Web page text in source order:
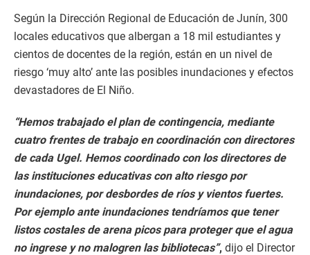
Según la Dirección Regional de Educación de Junín, 300
locales educativos que albergan a 18 mil estudiantes y
cientos de docentes de la región, están en un nivel de
riesgo ‘muy alto’ ante las posibles inundaciones y efectos
devastadores de El Niño.
“Hemos trabajado el plan de contingencia, mediante
cuatro frentes de trabajo en coordinación con directores
de cada Ugel. Hemos coordinado con los directores de
las instituciones educativas con alto riesgo por
inundaciones, por desbordes de ríos y vientos fuertes.
Por ejemplo ante inundaciones tendríamos que tener
listos costales de arena picos para proteger que el agua
no ingrese y no malogren las bibliotecas”, dijo el Director